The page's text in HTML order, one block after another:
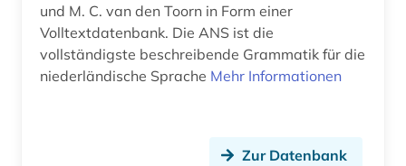
elektronisches buch (24)
elektronisches publizieren (1)
und M. C. van den Toorn in Form einer
Volltextdatenbank. Die ANS ist die
vollständigste beschreibende Grammatik für die
niederländische Sprache Mehr Informationen
Zur Datenbank